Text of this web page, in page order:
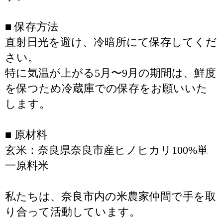
■ 保存方法
直射日光を避け、冷暗所にて保存してくだ
さい。
特に気温が上がる5月〜9月の期間は、鮮度
を保つため冷蔵庫での保存をお願いいた
します。
■ 原材料
玄米：奈良県奈良市産ヒノヒカリ100%単
一原料米
私たちは、奈良市内の米農家仲間で手を取
り合って活動しています。